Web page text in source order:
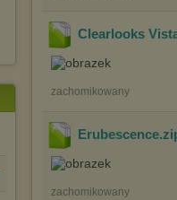
Clearlooks
zachomikowany
Erubescence
zachomikowany